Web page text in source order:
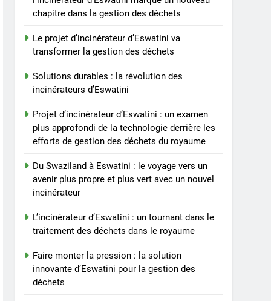
le voyage vers un avenir
plus propre et plus vert
avec un nouvel
incinérateur
6
un tournant dans le
traitement des déchets
AIO
7
Faire monter la pression :
la solution innovante
des déchets
AIO
8
l’incinérateur
révolutionnaire
change la donne en
matière d’élimination des
AIO
chapitre dans la gestion des déchets
Le projet d’incinérateur d’Eswatini va
transformer la gestion des déchets
Solutions durables : la révolution des
incinérateurs d’Eswatini
Projet d’incinérateur d’Eswatini : un examen
plus approfondi de la technologie derrière les
efforts de gestion des déchets du royaume
Du Swaziland à Eswatini : le voyage vers un
avenir plus propre et plus vert avec un nouvel
incinérateur
L’incinérateur d’Eswatini : un tournant dans le
traitement des déchets dans le royaume
Faire monter la pression : la solution
innovante d’Eswatini pour la gestion des
déchets